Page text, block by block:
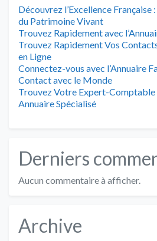
Découvrez l’Excellence Française
du Patrimoine Vivant
Trouvez Rapidement avec
Trouvez Rapidement Vos
en Ligne
Connectez-vous avec l’Annuaire
Contact avec le Monde
Trouvez Votre Expert-
Annuaire Spécialisé
Derniers
Aucun commentaire à afficher.
Archive